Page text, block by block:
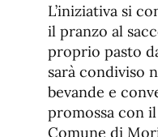
L’iniziativa si
il pranzo al
proprio pasto
sarà condiviso
bevande e
promossa con
Comune di